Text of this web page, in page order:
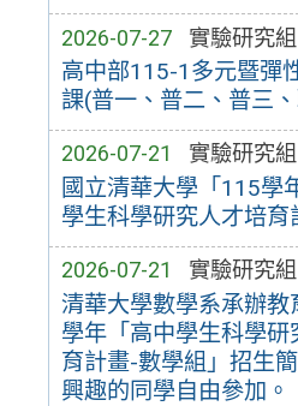
2026-07-27 實驗研究組
高中部115-1多元暨彈
課(普一、普二、普三
2026-07-21 實驗研究組
國立清華大學「115學
學生科學研究人才培育
2026-07-21 實驗研究組
清華大學數學系承辦教
學年「高中學生科學研
育計畫-數學組」招生
興趣的同學自由參加。